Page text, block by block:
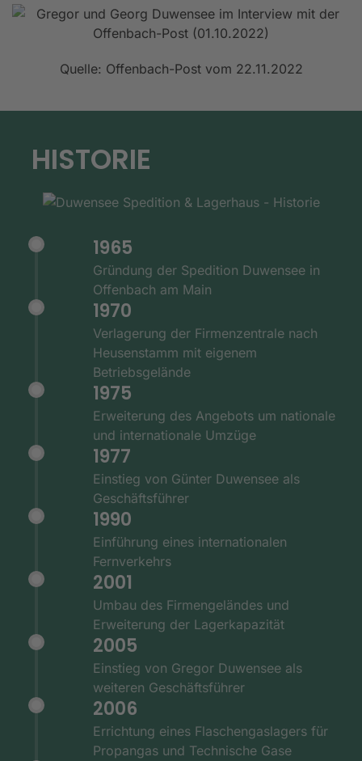
Quelle: Offenbach-Post vom 22.11.2022
HISTORIE
1965
Gründung der Spedition Duwensee in
Offenbach am Main
1970
Verlagerung der Firmenzentrale nach
Heusenstamm mit eigenem
Betriebsgelände
1975
Erweiterung des Angebots um nationale
und internationale Umzüge
1977
Einstieg von Günter Duwensee als
Geschäftsführer
1990
Einführung eines internationalen
Fernverkehrs
2001
Umbau des Firmengeländes und
Erweiterung der Lagerkapazität
2005
Einstieg von Gregor Duwensee als
weiteren Geschäftsführer
2006
Errichtung eines Flaschengaslagers für
Propangas und Technische Gase